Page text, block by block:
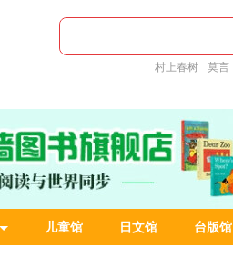
村上春树 莫言
儿童馆 日文馆 台版馆